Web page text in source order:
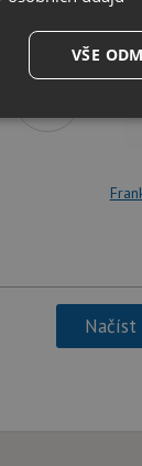
+
Načíst
VŠE
Soubory cílení
webových
správně používat.